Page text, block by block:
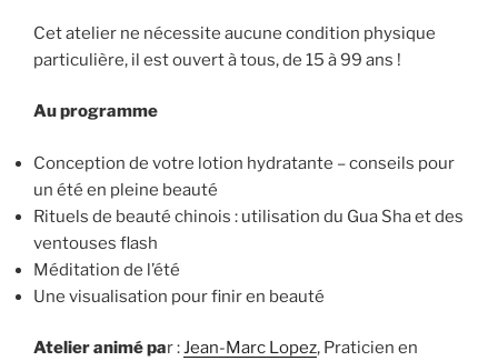
Cet atelier ne nécessite aucune condition physique
particulière, il est ouvert à tous, de 15 à 99 ans !
Au programme
Conception de votre lotion hydratante – conseils pour
un été en pleine beauté
Rituels de beauté chinois : utilisation du Gua Sha et des
ventouses flash
Méditation de l’été
Une visualisation pour finir en beauté
Atelier animé par :Jean-Marc Lopez, Praticien en